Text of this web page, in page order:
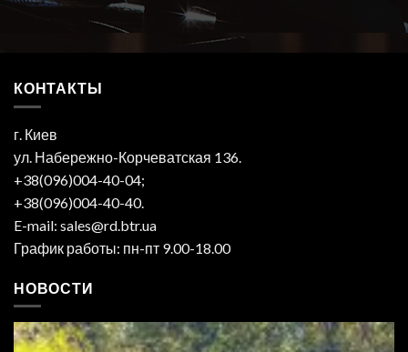
КОНТАКТЫ
г. Киев
ул. Набережно-Корчеватская 136.
+38(096)004-40-04;
+38(096)004-40-40.
E-mail: sales@rd.btr.ua
График работы: пн-пт 9.00-18.00
НОВОСТИ